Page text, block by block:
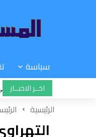
سياسة
اخــر الاخبــار
الدرك الملكي
الرئيسية